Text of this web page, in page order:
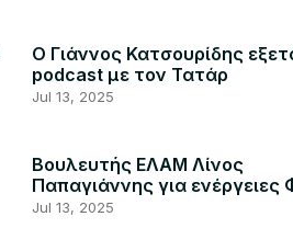
Ο Γιάννος Κατσουρίδης
podcast με τον Τατάρ
Jul 13, 2025
Βουλευτής ΕΛΑΜ Λίνος
Παπαγιάννης για ενέργειες
Jul 13, 2025